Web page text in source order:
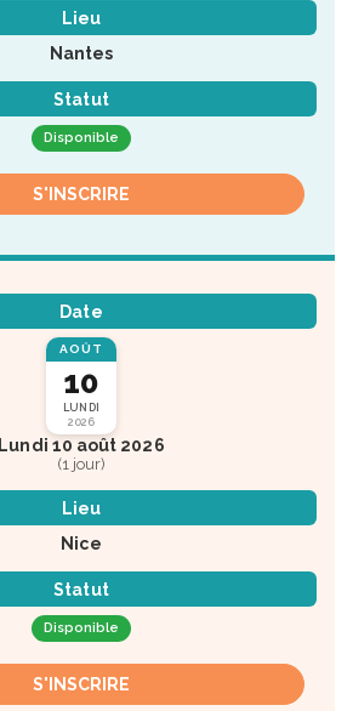
Lieu
Nantes
Statut
Disponible
S'INSCRIRE
Date
AOÛT
10
LUNDI
2026
Lundi 10 août 2026
(1 jour)
Lieu
Nice
Statut
Disponible
S'INSCRIRE